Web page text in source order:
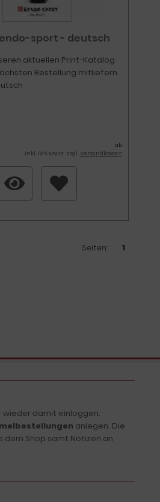
sport - deutsch
aktuellen Print-Katalog
Bestellung mitliefern.
ab
inkl. 19 % MwSt. zzgl. Versandkosten
Seiten: 1
wieder damit einloggen.
anlegen. Die
dem Shop samt Notizen an